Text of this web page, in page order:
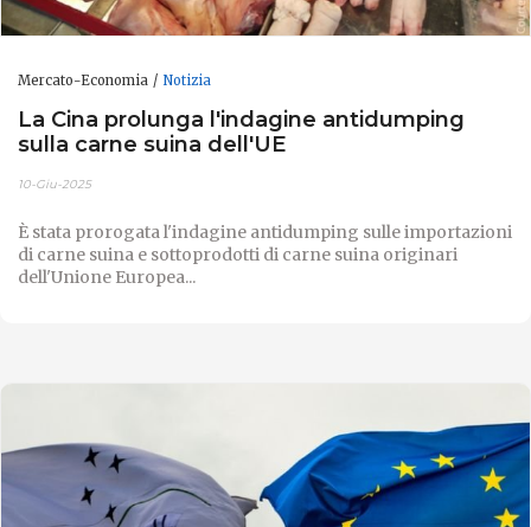
Mercato-Economia Notizia
La Cina prolunga l'indagine antidumping
sulla carne suina dell'UE
10-Giu-2025
È stata prorogata l'indagine antidumping sulle importazioni
di carne suina e sottoprodotti di carne suina originari
dell'Unione Europea...